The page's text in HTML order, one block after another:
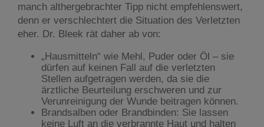
manch althergebrachter Tipp nicht empfehlenswert,
denn er verschlechtert die Situation des Verletzten
eher. Dr. Bleek rät daher ab von:
„Hausmitteln“ wie Mehl, Puder oder Öl – sie
dürfen auf keinen Fall auf die verletzten
Stellen aufgetragen werden, da sie die
ärztliche Beurteilung erschweren und zur
Verunreinigung der Wunde beitragen können.
Brandsalben oder Brandbinden: Sie lassen
keine Luft an die verbrannte Haut und halten